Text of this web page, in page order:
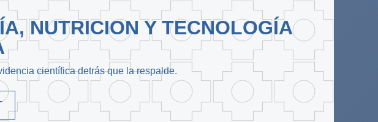
NUTRICION Y TECNOLOGÍA
científica detrás que la respalde.